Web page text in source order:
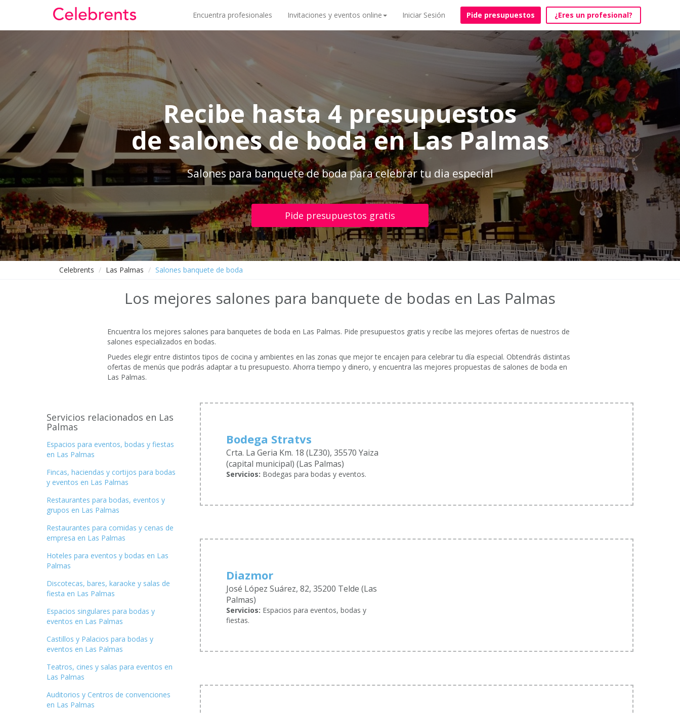
Encuentra profesionales Invitaciones y eventos online Iniciar Sesión Pide presupuestos ¿Eres un profesional?
Recibe hasta 4 presupuestos
de salones de boda en Las Palmas
Salones para banquete de boda para celebrar tu dia especial
Pide presupuestos gratis
Celebrents Las Palmas Salones banquete de boda
Los mejores salones para banquete de bodas en Las Palmas
Encuentra los mejores salones para banquetes de boda en Las Palmas. Pide presupuestos gratis y recibe las mejores ofertas de nuestros de
salones especializados en bodas.
Puedes elegir entre distintos tipos de cocina y ambientes en las zonas que mejor te encajen para celebrar tu día especial. Obtendrás distintas
ofertas de menús que podrás adaptar a tu presupuesto. Ahorra tiempo y dinero, y encuentra las mejores propuestas de salones de boda en
Las Palmas.
Servicios relacionados en Las
Palmas
Espacios para eventos, bodas y fiestas
en Las Palmas
Fincas, haciendas y cortijos para bodas
y eventos en Las Palmas
Restaurantes para bodas, eventos y
grupos en Las Palmas
Restaurantes para comidas y cenas de
empresa en Las Palmas
Hoteles para eventos y bodas en Las
Palmas
Discotecas, bares, karaoke y salas de
fiesta en Las Palmas
Espacios singulares para bodas y
eventos en Las Palmas
Castillos y Palacios para bodas y
eventos en Las Palmas
Teatros, cines y salas para eventos en
Las Palmas
Auditorios y Centros de convenciones
en Las Palmas
Bodega Stratvs
Crta. La Geria Km. 18 (LZ30), 35570 Yaiza
(capital municipal) (Las Palmas)
Servicios: Bodegas para bodas y eventos.
Diazmor
José López Suárez, 82, 35200 Telde (Las
Palmas)
Servicios: Espacios para eventos, bodas y
fiestas.